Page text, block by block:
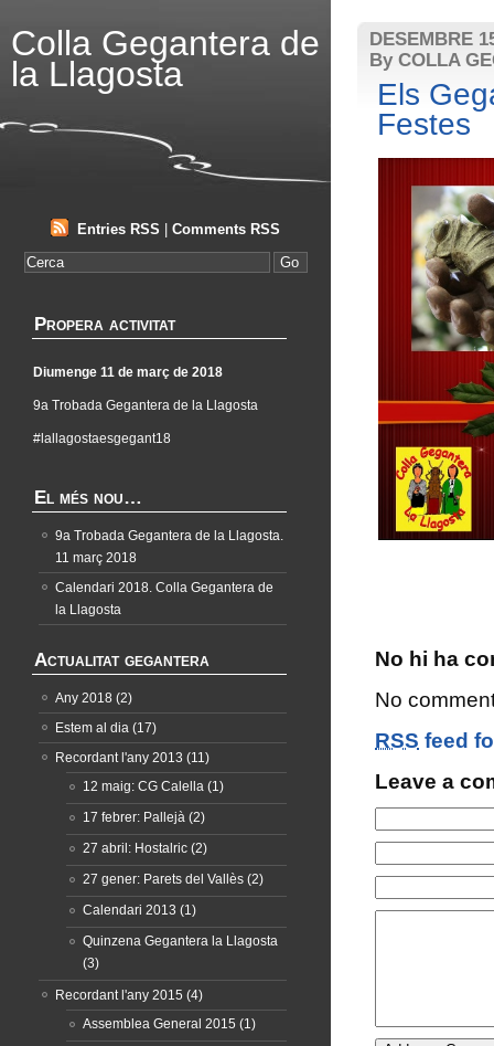
DESEMBRE
By COLLA
Els
Festes
No hi ha
No
RSS feed
Leave a
Colla Gegantera de
la Llagosta
Entries RSS Comments RSS
Propera activitat
Diumenge 11 de març de 2018
9a Trobada Gegantera de la Llagosta
#lallagostaesgegant18
El més nou…
9a Trobada Gegantera de la Llagosta.
11 març 2018
Calendari 2018. Colla Gegantera de
la Llagosta
Actualitat gegantera
Any 2018 (2)
Estem al dia (17)
Recordant l'any 2013 (11)
12 maig: CG Calella (1)
17 febrer: Pallejà (2)
27 abril: Hostalric (2)
27 gener: Parets del Vallès (2)
Calendari 2013 (1)
Quinzena Gegantera la Llagosta
(3)
Recordant l'any 2015 (4)
Assemblea General 2015 (1)